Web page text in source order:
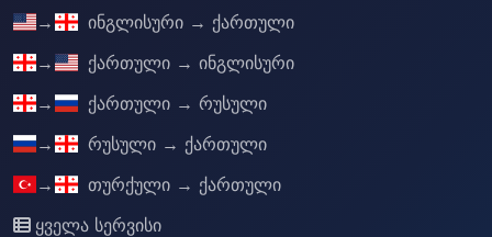
→
ინგლისური → ქართული
→
ქართული → ინგლისური
→
ქართული → რუსული
→
რუსული → ქართული
→
თურქული → ქართული
ყველა სერვისი